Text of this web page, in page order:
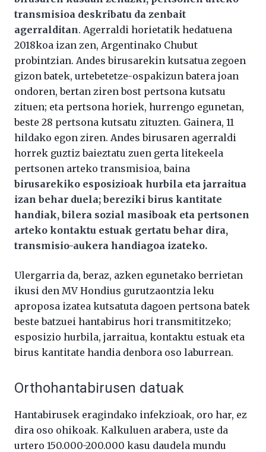
transmisioa deskribatu da zenbait
agerralditan. Agerraldi horietatik hedatuena
2018koa izan zen, Argentinako Chubut
probintzian. Andes birusarekin kutsatua zegoen
gizon batek, urtebetetze-ospakizun batera joan
ondoren, bertan ziren bost pertsona kutsatu
zituen; eta pertsona horiek, hurrengo egunetan,
beste 28 pertsona kutsatu zituzten. Gainera, 11
hildako egon ziren. Andes birusaren agerraldi
horrek guztiz baieztatu zuen gerta litekeela
pertsonen arteko transmisioa, baina
birusarekiko esposizioak hurbila eta jarraitua
izan behar duela; bereziki birus kantitate
handiak, bilera sozial masiboak eta pertsonen
arteko kontaktu estuak gertatu behar dira,
transmisio-aukera handiagoa izateko.
Ulergarria da, beraz, azken egunetako berrietan
ikusi den MV Hondius gurutzaontzia leku
aproposa izatea kutsatuta dagoen pertsona batek
beste batzuei hantabirus hori transmititzeko;
esposizio hurbila, jarraitua, kontaktu estuak eta
birus kantitate handia denbora oso laburrean.
Orthohantabirusen datuak
Hantabirusek eragindako infekzioak, oro har, ez
dira oso ohikoak. Kalkuluen arabera, uste da
urtero 150.000-200.000 kasu daudela mundu